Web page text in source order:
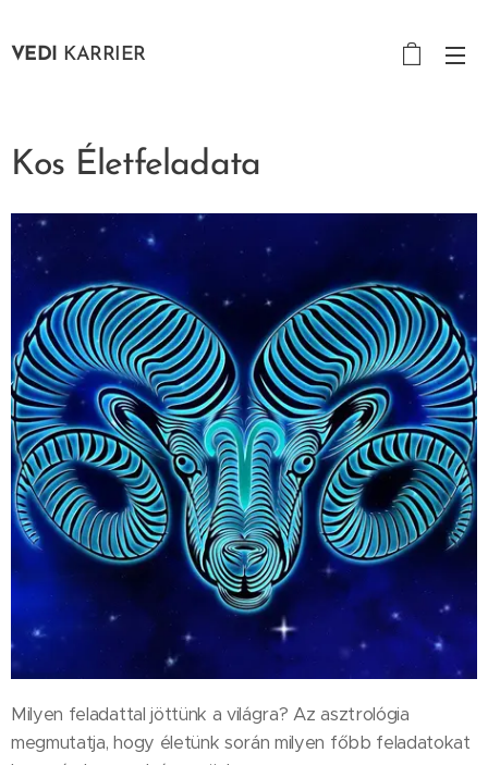
VEDI KARRIER
Kos Életfeladata
Milyen feladattal jöttünk a világra? Az asztrológia
megmutatja, hogy életünk során milyen főbb feladatokat